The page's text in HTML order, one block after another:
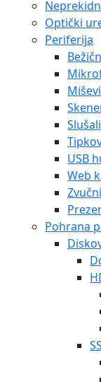
Optički
Periferija
Miševi
USB
Web
Pohrana